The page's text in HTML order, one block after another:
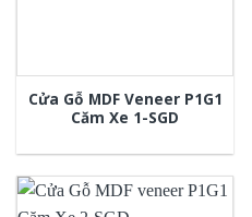
Cửa Gỗ MDF Veneer P1G1
Căm Xe 1-SGD